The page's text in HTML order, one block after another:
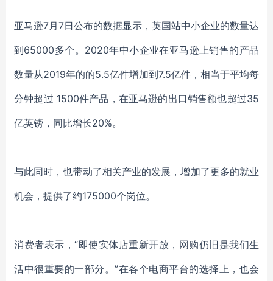
亚马逊7月7日公布的数据显示，英国站中小企业的数量达
到65000多个。2020年中小企业在亚马逊上销售的产品
数量从2019年的的5.5亿件增加到7.5亿件，相当于平均每
分钟超过 1500件产品，在亚马逊的出口销售额也超过35
亿英镑，同比增长20%。
与此同时，也带动了相关产业的发展，增加了更多的就业
机会，提供了约175000个岗位。
消费者表示， “即使实体店重新开放，网购仍旧是我们生
活中很重要的一部分。”在各个电商平台的选择上，也会